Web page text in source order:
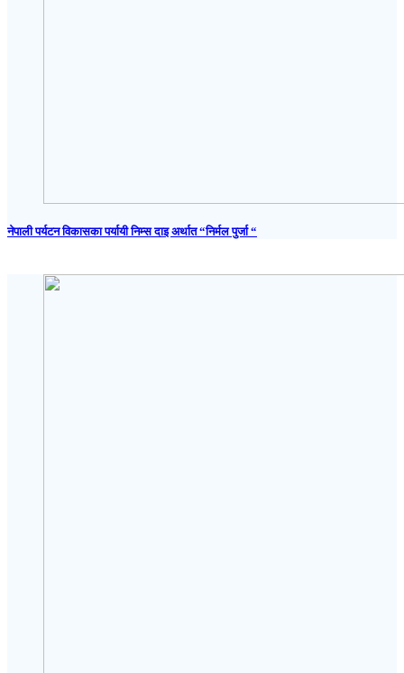
नेपाली पर्यटन विकासका पर्यायी निम्स दाइ अर्थात “निर्मल पुर्जा “